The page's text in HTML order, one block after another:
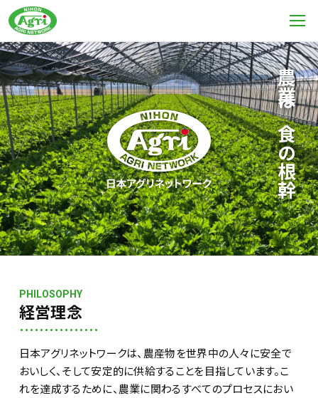
農業は食の根幹
PHILOSOPHY
経営理念
日本アグリネットワークは、農産物を世界中の人々に安全で
おいしく、そして安定的に供給することを目指しています。こ
れを達成するために、農業に関わるすべてのプロセスにおい